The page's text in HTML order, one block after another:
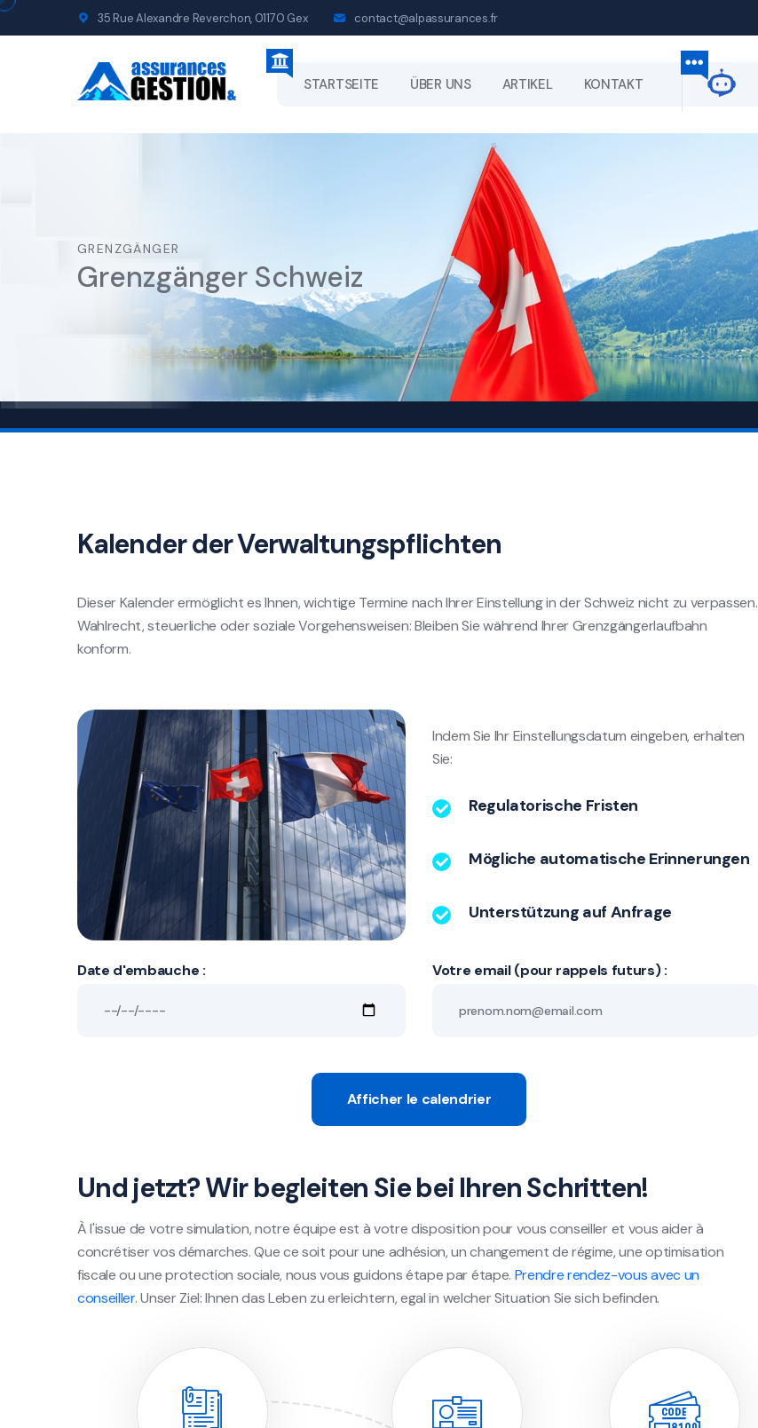
35 Rue Alexandre Reverchon, 01170 Gex contact@alpassurances.fr
STARTSEITE ÜBER UNS ARTIKEL KONTAKT
GRENZGÄNGER
Grenzgänger Schweiz
Kalender der Verwaltungspflichten
Dieser Kalender ermöglicht es Ihnen, wichtige Termine nach Ihrer Einstellung in der Schweiz nicht zu verpassen.
Wahlrecht, steuerliche oder soziale Vorgehensweisen: Bleiben Sie während Ihrer Grenzgängerlaufbahn
konform.
Indem Sie Ihr Einstellungsdatum eingeben, erhalten
Sie:
Regulatorische Fristen
Mögliche automatische Erinnerungen
Unterstützung auf Anfrage
Date d'embauche : Votre email (pour rappels futurs) :
Afficher le calendrier
Und jetzt? Wir begleiten Sie bei Ihren Schritten!
À l'issue de votre simulation, notre équipe est à votre disposition pour vous conseiller et vous aider à
concrétiser vos démarches. Que ce soit pour une adhésion, un changement de régime, une optimisation
fiscale ou une protection sociale, nous vous guidons étape par étape. Prendre rendez-vous avec un
conseiller. Unser Ziel: Ihnen das Leben zu erleichtern, egal in welcher Situation Sie sich befinden.